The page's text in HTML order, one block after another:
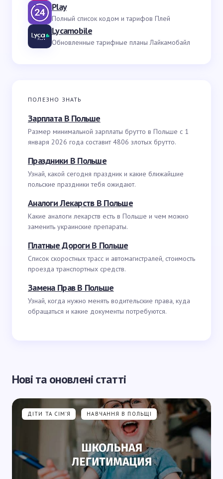
Play
Полный список кодом и тарифов Плей
Lycamobile
Обновленные тарифные планы Лайкамобайл
ПОЛЕЗНО ЗНАТЬ
Зарплата В Польше
Размер минимальной зарплаты брутто в Польше с 1
января 2026 года составит 4806 злотых брутто.
Праздники В Польше
Узнай, какой сегодня праздник и какие ближайшие
польские праздники тебя ожидают.
Аналоги Лекарств В Польше
Какие аналоги лекарств есть в Польше и чем можно
заменить украинские препараты.
Платные Дороги В Польше
Список скоростных трасс и автомагистралей, стоимость
проезда транспортных средств.
Замена Прав В Польше
Узнай, когда нужно менять водительские права, куда
обращаться и какие документы потребуются.
Нові та оновлені статті
ДІТИ ТА СІМ'Я НАВЧАННЯ В ПОЛЬЩІ